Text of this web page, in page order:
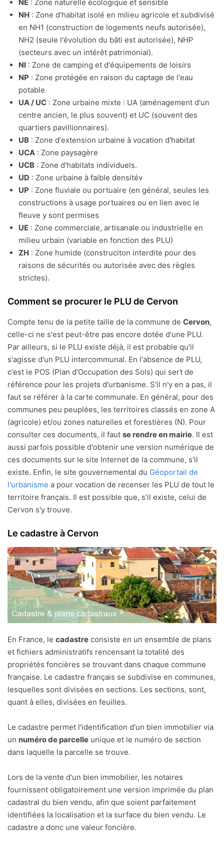
NE : Zone naturelle écologique et sensible
NH : Zone d'habitat isolé en milieu agricole et subdivisé
en NH1 (construction de logements neufs autorisée),
NH2 (seule l'évolution du bâti est autorisée), NHP
(secteurs avec un intérêt patrimonial).
NI : Zone de camping et d'équipements de loisirs
NP : Zone protégée en raison du captage de l'eau
potable
UA / UC : Zone urbaine mixte : UA (aménagement d'un
centre ancien, le plus souvent) et UC (souvent des
quartiers pavillionnaires).
UB : Zone d'extension urbaine à vocation d'habitat
UCA : Zone paysagère
UCB : Zone d'habitats individuels.
UD : Zone urbaine à faible densitév
UP : Zone fluviale ou portuaire (en général, seules les
constructions à usage portuaires ou en lien avec le
fleuve y sont permises
UE : Zone commerciale, artisanale ou industrielle en
milieu urbain (variable en fonction des PLU)
ZH : Zone humide (construciton interdite pour des
raisons de sécurités ou autorisée avec des règles
strictes).
Comment se procurer le PLU de Cervon
Compte tenu de la petite taille de la commune de Cervon,
celle-ci ne s'est peut-être pas encore dotée d'une PLU.
Par ailleurs, si le PLU existe déjà, il est probable qu'il
s'agisse d'un PLU intercommunal. En l'absence de PLU,
c'est le POS (Plan d'Occupation des Sols) qui sert de
référence pour les projets d'urbanisme. S'il n'y en a pas, il
faut se référer à la carte communale. En général, pour des
communes peu peuplées, les territoires classés en zone A
(agricole) et/ou zones naturelles et forestières (N). Pour
consulter ces documents, il faut se rendre en mairie. Il est
aussi parfois possible d'obtenir une version numérique de
ces documents sur le site Internet de la commune, s'il
existe. Enfin, le site gouvernemental du Géoportail de
l'urbanisme a pour vocation de recenser les PLU de tout le
territoire français. Il est possible que, s'il existe, celui de
Cervon s'y trouve.
Le cadastre à Cervon
En France, le cadastre consiste en un ensemble de plans
et fichiers administratifs rencensant la totalité des
propriétés foncières se trouvant dans chaque commune
française. Le cadastre français se subdivise en communes,
lesquelles sont divisées en sections. Les sections, sont,
quant à elles, divisées en feuilles.
Le cadastre permet l'identification d'un bien immobilier via
un numéro de parcelle unique et le numéro de section
dans laquelle la parcelle se trouve.
Lors de la vente d'un bien immobilier, les notaires
fournissent obligatoirement une version imprimée du plan
cadastral du bien vendu, afin que soient parfaitement
identifiées la localisation et la surface du bien vendu. Le
cadastre a donc une valeur foncière.